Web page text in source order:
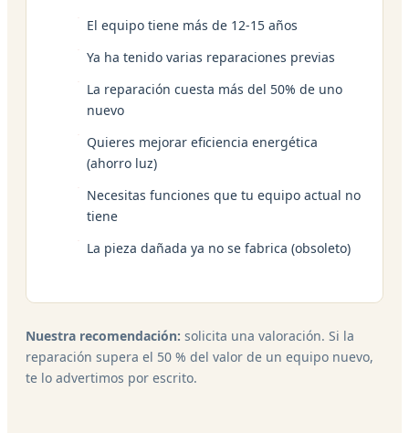
El equipo tiene más de 12-15 años
Ya ha tenido varias reparaciones previas
La reparación cuesta más del 50% de uno
nuevo
Quieres mejorar eficiencia energética
(ahorro luz)
Necesitas funciones que tu equipo actual no
tiene
La pieza dañada ya no se fabrica (obsoleto)
Nuestra recomendación: solicita una valoración. Si la
reparación supera el 50 % del valor de un equipo nuevo,
te lo advertimos por escrito.